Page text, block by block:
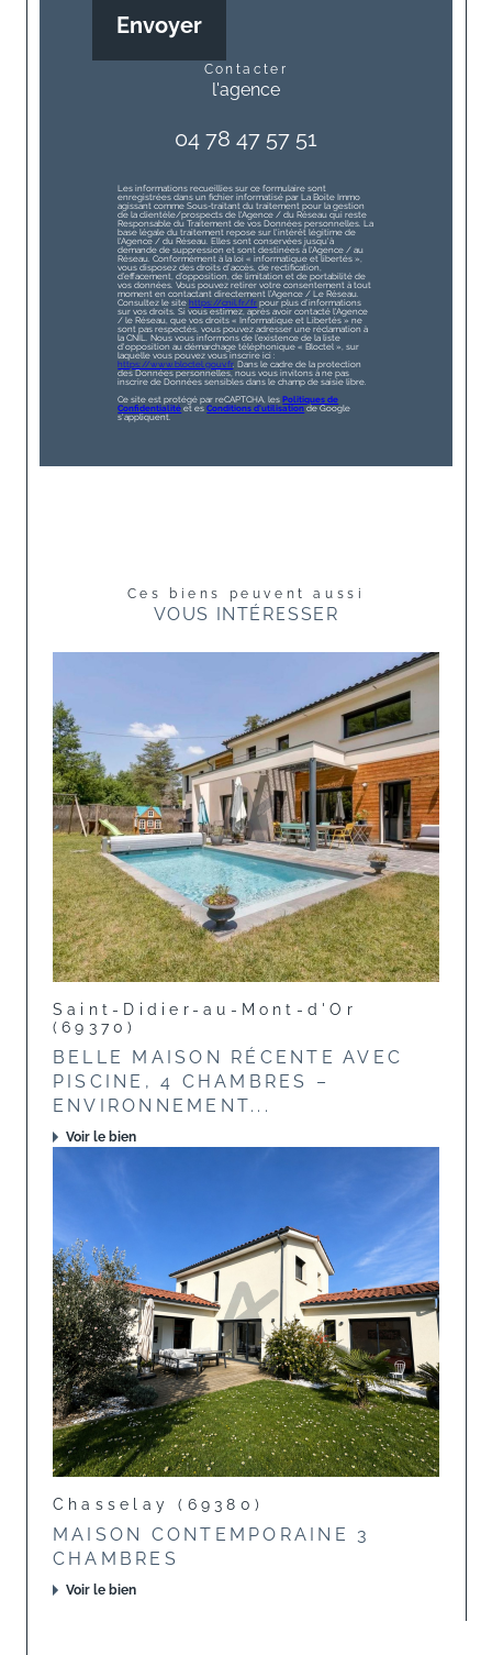
Envoyer
contacter
l'agence
04 78 47 57 51
Les informations recueillies sur ce formulaire sont
enregistrées dans un fichier informatisé par La Boite Immo
agissant comme Sous-traitant du traitement pour la gestion
de la clientèle/prospects de l'Agence / du Réseau qui reste
Responsable du Traitement de vos Données personnelles. La
base légale du traitement repose sur l'intérêt légitime de
l'Agence / du Réseau. Elles sont conservées jusqu'à
demande de suppression et sont destinées à l'Agence / au
Réseau. Conformément à la loi « informatique et libertés »,
vous disposez des droits d’accès, de rectification,
d’effacement, d’opposition, de limitation et de portabilité de
vos données. Vous pouvez retirer votre consentement à tout
moment en contactant directement l’Agence / Le Réseau.
Consultez le site https://cnil.fr/fr pour plus d’informations
sur vos droits. Si vous estimez, après avoir contacté l'Agence
/ le Réseau, que vos droits « Informatique et Libertés » ne
sont pas respectés, vous pouvez adresser une réclamation à
la CNIL. Nous vous informons de l’existence de la liste
d'opposition au démarchage téléphonique « Bloctel », sur
laquelle vous pouvez vous inscrire ici :
https://www.bloctel.gouv.fr. Dans le cadre de la protection
des Données personnelles, nous vous invitons à ne pas
inscrire de Données sensibles dans le champ de saisie libre.
Ce site est protégé par reCAPTCHA, les Politiques de
Confidentialité et esConditions d'utilisation de Google
s'appliquent.
Ces biens peuvent aussi
VOUS INTÉRESSER
Saint-Didier-au-Mont-d'Or
(69370)
BELLE MAISON RÉCENTE AVEC
PISCINE, 4 CHAMBRES –
ENVIRONNEMENT...
Voir le bien
Chasselay (69380)
MAISON CONTEMPORAINE 3
CHAMBRES
Voir le bien